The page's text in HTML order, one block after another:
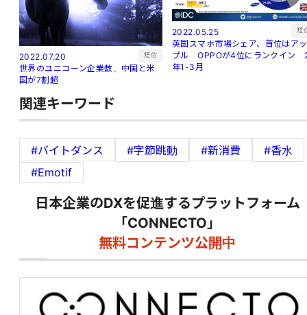
2022.07.20 短信
世界のユニコーン企業数、中国と米
国が7割超
2022.05.25 短
英国スマホ市場シェア、首位はアッ
プル OPPOが4位にランクイン
年1-3月
関連キーワード
#バイトダンス #字節跳動 #新消費
#香水
#Emotif
日本企業のDXを促進するプラットフォーム
「CONNECTO」
無料コンテンツ公開中